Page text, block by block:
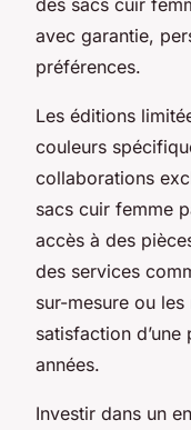
avec garantie,
préférences.
Les éditions
couleurs
collaborations
sacs cuir femme
accès à des
des services
sur-mesure ou
satisfaction
années.
Investir dans un